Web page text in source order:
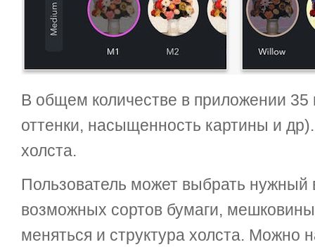
В общем количестве в приложении 35
оттенки, насыщенность картины и
холста.
Пользователь может выбрать нужный
возможных сортов бумаги,
меняться и структура холста. Можно